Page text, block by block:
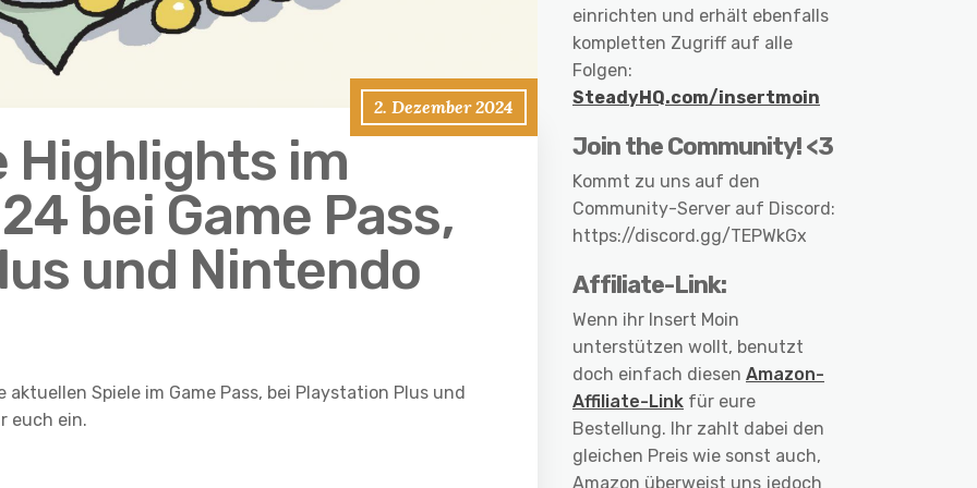
2. Dezember 2024
Highlights im
bei Game Pass,
und Nintendo
Spiele im Game Pass, bei Playstation Plus und
euch ein.
einrichten und erhält ebenfalls
kompletten Zugriff auf alle
Folgen:
SteadyHQ.com/insertmoin
Join the Community! <3
Kommt zu uns auf den
Community-Server auf Discord:
https://discord.gg/TEPWkGx
Affiliate-Link:
Wenn ihr Insert Moin
unterstützen wollt, benutzt
doch einfach diesen Amazon-
Affiliate-Link für eure
Bestellung. Ihr zahlt dabei den
gleichen Preis wie sonst auch,
Amazon überweist uns jedoch